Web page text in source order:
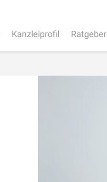
Kanzleiprofil Ratgeber